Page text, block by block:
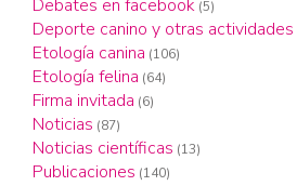
Debates en facebook (5)
Deporte canino y otras actividades
Etología canina (106)
Etología felina (64)
Firma invitada (6)
Noticias (87)
Noticias científicas (13)
Publicaciones (140)